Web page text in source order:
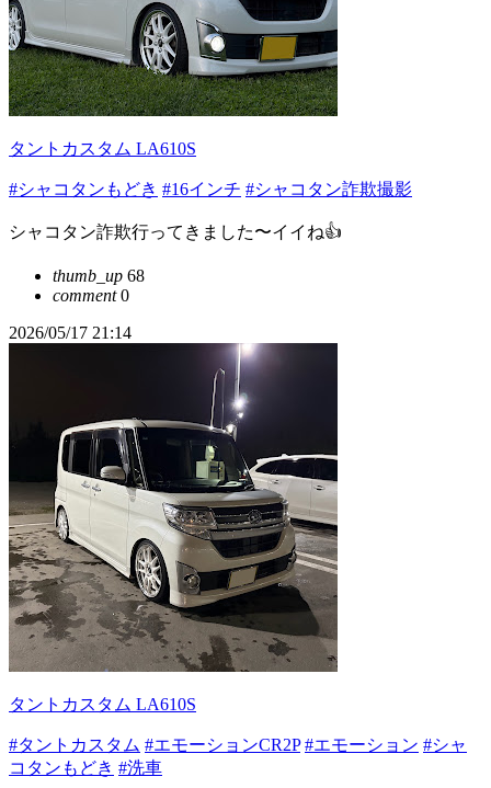
タントカスタム LA610S
#シャコタンもどき #16インチ #シャコタン詐欺撮影
シャコタン詐欺行ってきました〜イイね👍
thumb_up 68
comment0
2026/05/17 21:14
タントカスタム LA610S
#タントカスタム #エモーションCR2P #エモーション #シャ
コタンもどき #洗車